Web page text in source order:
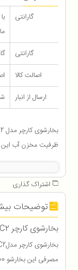
گارانتی
گارانتی
اصالت کالا
ارسال از انبار
ظرفیت مخزن آب این
اشتراک گذاری
توضیحات
بخارشوی کارچر
بخارشوی کارچر مدل